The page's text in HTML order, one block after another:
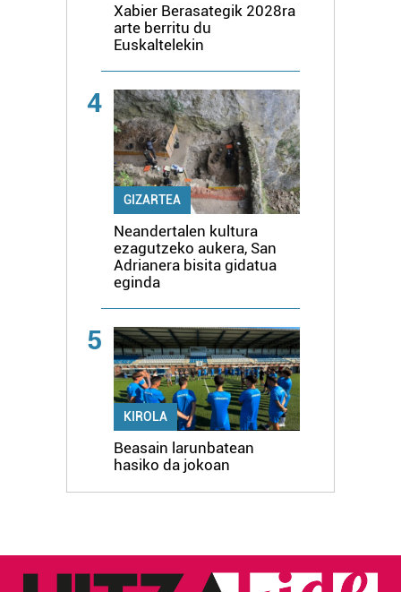
Xabier Berasategik 2028ra
arte berritu du
Euskaltelekin
4
GIZARTEA
Neandertalen kultura
ezagutzeko aukera, San
Adrianera bisita gidatua
eginda
5
KIROLA
Beasain larunbatean
hasiko da jokoan